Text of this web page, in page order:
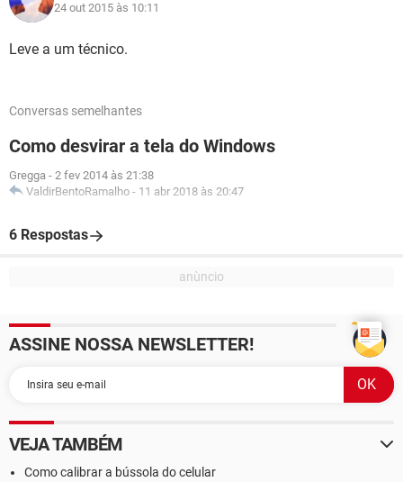
24 out 2015 às 10:11
Leve a um técnico.
Conversas semelhantes
Como desvirar a tela do Windows
Gregga - 2 fev 2014 às 21:38
ValdirBentoRamalho - 11 abr 2018 às 20:47
6 Respostas
ASSINE NOSSA NEWSLETTER!
VEJA TAMBÉM
Como calibrar a bússola do celular